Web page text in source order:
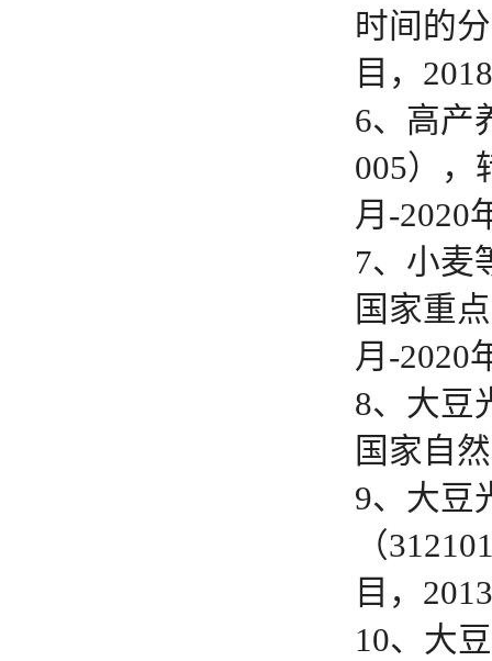
时间的
目，
6、高产
005），
月-2020
7、小麦
国家重
月-2020
8、大豆
国家自
9、大豆
（
目，
10、大